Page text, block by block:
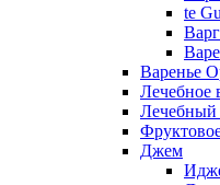
te
Варенье
Лечебное
Джем